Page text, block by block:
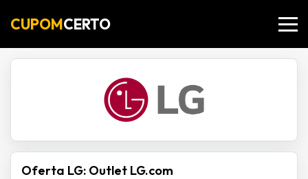
CUPOMCERTO
Oferta LG: Outlet LG.com